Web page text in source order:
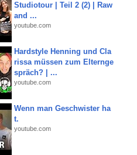
Studiotour | Teil 2 (2) | Raw
and ...
youtube.com
Hardstyle Henning und Cla
rissa müssen zum Elternge
spräch? | ...
youtube.com
Wenn man Geschwister ha
t.
youtube.com